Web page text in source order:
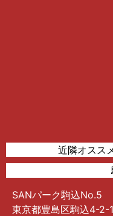
近隣オスス
SANパーク駒込No.5
東京都豊島区駒込4-2-